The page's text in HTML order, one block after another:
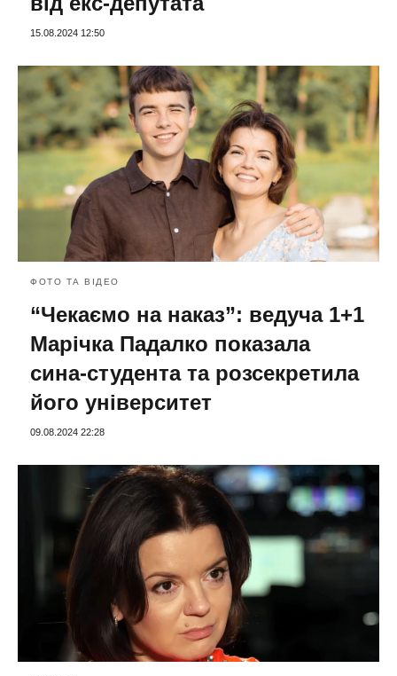
15.08.2024 12:50
ФОТО ТА ВІДЕО
“Чекаємо на наказ”: ведуча 1+1
Марічка Падалко показала
сина-студента та розсекретила
його університет
09.08.2024 22:28